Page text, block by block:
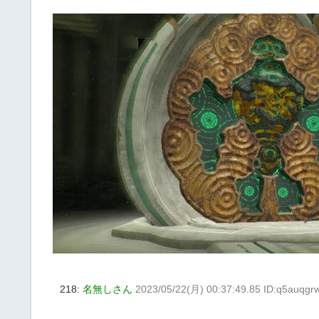
218: 名無しさん 2023/05/22(月) 00:37:49.85